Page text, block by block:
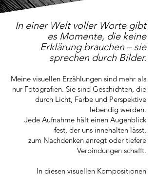
In einer Welt voller Worte gibt
es Momente, die keine
Erklärung brauchen – sie
sprechen durch Bilder.
Meine visuellen Erzählungen sind mehr als
nur Fotografien. Sie sind Geschichten, die
durch Licht, Farbe und Perspektive
lebendig werden.
Jede Aufnahme hält einen Augenblick
fest, der uns innehalten lässt,
zum Nachdenken anregt oder tiefere
Verbindungen schafft.
In diesen visuellen Kompositionen